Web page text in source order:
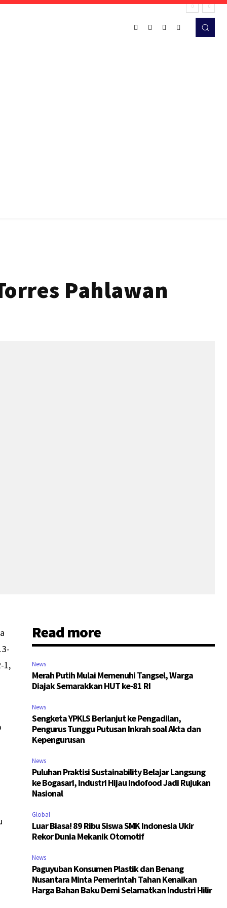
Pahlawan
1,
Read more
News
Merah Putih Mulai Memenuhi Tangsel, Warga
Diajak Semarakkan HUT ke-81 RI
News
Sengketa YPKLS Berlanjut ke Pengadilan,
Pengurus Tunggu Putusan Inkrah soal Akta dan
Kepengurusan
News
Puluhan Praktisi Sustainability Belajar Langsung
ke Bogasari, Industri Hijau Indofood Jadi Rujukan
Nasional
Global
Luar Biasa! 89 Ribu Siswa SMK Indonesia Ukir
Rekor Dunia Mekanik Otomotif
News
Paguyuban Konsumen Plastik dan Benang
Nusantara Minta Pemerintah Tahan Kenaikan
Harga Bahan Baku Demi Selamatkan Industri Hilir